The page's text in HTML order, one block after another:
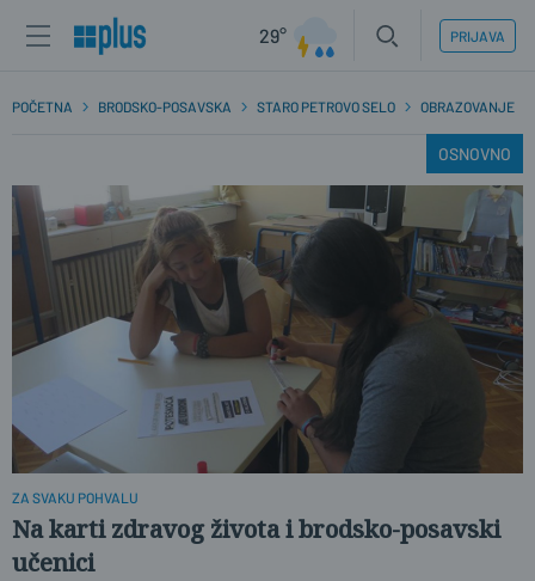
29° PRIJAVA
POČETNA BRODSKO-POSAVSKA STARO PETROVO SELO OBRAZOVANJE
OSNOVNO
ZA SVAKU POHVALU
Na karti zdravog života i brodsko-posavski
učenici